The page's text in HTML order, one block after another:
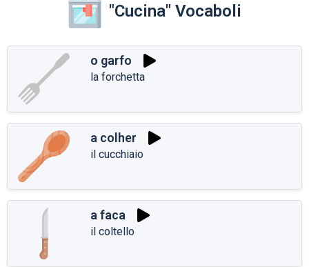
"Cucina" Vocaboli
o garfo
la forchetta
a colher
il cucchiaio
a faca
il coltello